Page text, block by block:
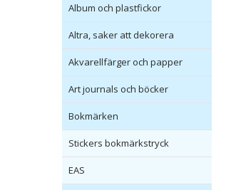
Album och plastfickor
Altra, saker att dekorera
Akvarellfärger och papper
Art journals och böcker
Bokmärken
Stickers bokmärkstryck
EAS